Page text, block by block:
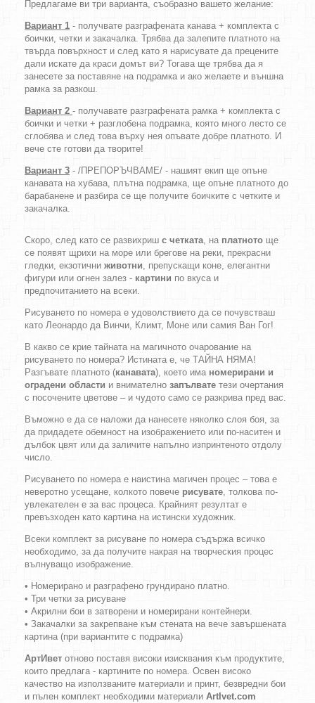
Предлагаме ви три варианта, съобразно вашето желание:
Вариант 1 - получвате разграфената канава + комплекта с
боички, четки и закачалка. Трябва да залепите платното на
твърда повърхност и след като я нарисувате да прецените
дали искате да краси домът ви? Тогава ще трябва да я
занесете за поставяне на подрамка и ако желаете и външна
рамка за разкош.
Вариант 2 - получавате разграфената рамка + комплекта с
боички и четки + разглобена подрамка, която много лесто се
сглобява и след това върху нея опъвате добре платното. И
вече сте готови да творите!
Вариант 3 - /ПРЕПОРЪЧВАМЕ/ - нашият екип ще опъне
канавата на хубава, плътна подрамка, ще опъне платното до
барабанене и разбира се ще получите боичките с четките и
закачалка.
Скоро, след като се развихриш с четката, на платното ще
се появят щрихи на море или брегове на реки, прекрасни
гледки, екзотични животни, препускащи коне, елегантни
фигури или огнен залез - картини по вкуса и
предпочитанието на всеки.
Рисуването по номера е удоволствието да се почувстваш
като Леонардо да Винчи, Климт, Моне или самия Ван Гог!
В какво се крие тайната на магичното очарование на
рисуването по номера? Истината е, че ТАЙНА НЯМА!
Разгъвате платното (канавата), което има номерирани и
оградени области и внимателно запълвате тези очертания
с посочените цветове – и чудото само се разкрива пред вас.
Въможно е да се наложи да нанесете няколко слоя боя, за
да придадете обемност на изображението или по-наситен и
дълбок цвят или да заличите напълно изпринтеното отдолу
число.
Рисуването по номера е наистина магичен процес – това е
неверотно усещане, колкото повече рисувате, толкова по-
увлекателен е за вас процеса. Крайният резултат е
превъзходен като картина на истински художник.
Всеки комплект за рисуване по номера съдържа всичко
необходимо, за да получите накрая на творческия процес
вълнуващо изображение.
• Номерирано и разграфено грундирано платно.
• Три четки за рисуване
• Акрилни бои в затворени и номерирани контейнери.
• Закачалки за закрепване към стената на вече завършената
картина (при вариантите с подрамка)
АртИвет отново поставя високи изисквания към продуктите,
които предлага - картините по номера. Освен високо
качество на използваните материали и принт, безвредни бои
и пълен комплект необходими материали ArtIvet.com